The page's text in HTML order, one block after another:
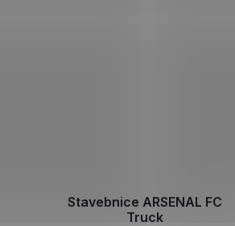
Stavebnice ARSENAL FC
Truck